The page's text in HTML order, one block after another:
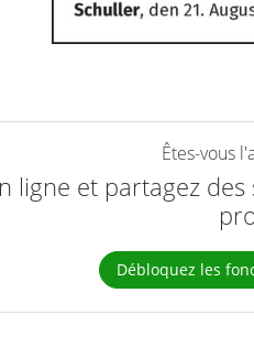
Êtes-vous
ligne et partagez
Débloquez les